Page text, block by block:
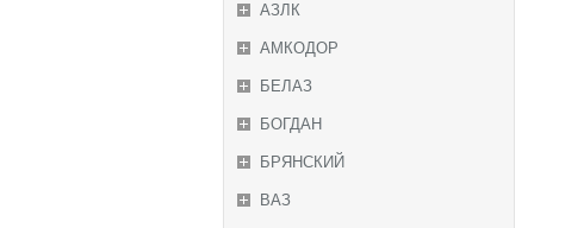
АЗЛК
АМКОДОР
БЕЛАЗ
БОГДАН
БРЯНСКИЙ
ВАЗ